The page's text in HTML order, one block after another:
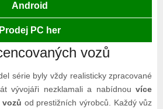
Android
Prodej PC her
vozů
série byly vždy realisticky zpracované
vývojáři nezklamali a nabídnouvíce
vozů od prestižních výrobců. Každý vůz